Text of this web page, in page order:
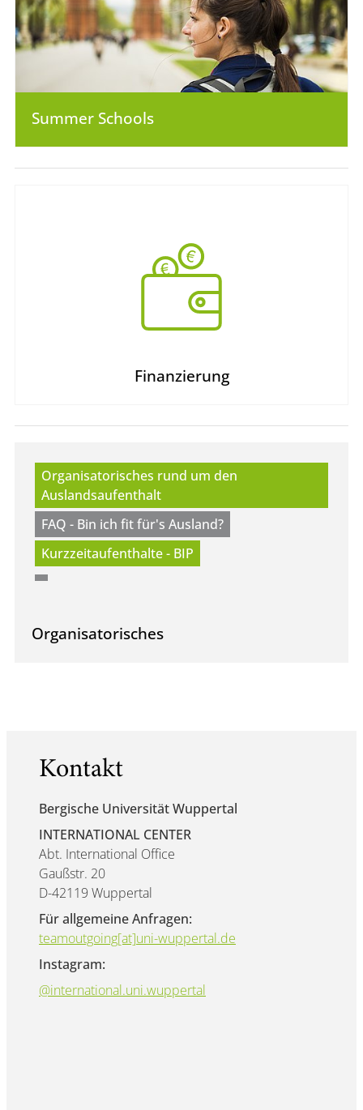
Summer Schools
Finanzierung
Organisatorisches rund um den
Auslandsaufenthalt
FAQ - Bin ich fit für's Ausland?
Kurzzeitaufenthalte - BIP
Organisatorisches
Kontakt
Bergische Universität Wuppertal
INTERNATIONAL CENTER
Abt. International Office
Gaußstr. 20
D-42119 Wuppertal
Für allgemeine Anfragen:
teamoutgoing[at]uni-wuppertal.de
Instagram:
@international.uni.wuppertal